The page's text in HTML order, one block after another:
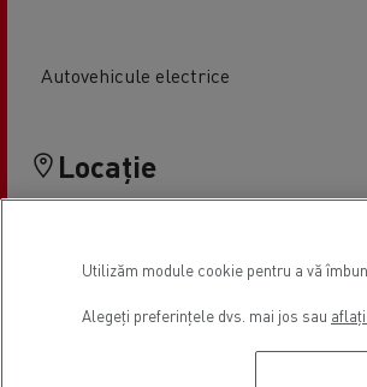
Autovehicule electrice
Locație
Utilizăm module cookie pentru a vă
Alegeți preferințele dvs. mai jos sau